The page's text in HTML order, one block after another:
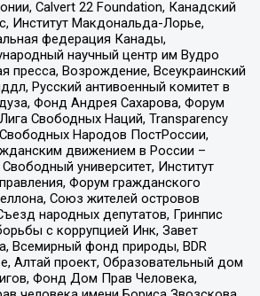
Calvert 22 Foundation, Канадский
Институт Макдональда-Лорье,
федерация Канады,
научный центр им Вудро
пресса, Возрождение, Всеукраинский
Русский антивоенный комитет в
Фонд Андрея Сахарова, Форум
Свободных Наций, Transparеncy
Народов ПостРоссии,
движением в России –
университет, Институт
Форум гражданского
Союз жителей островов
народных депутатов, Гринпис
с коррупцией Инк, Завет
Всемирный фонд природы, BDR
Алтай проект, Образовательный дом
Фонд Дом Прав Человека,